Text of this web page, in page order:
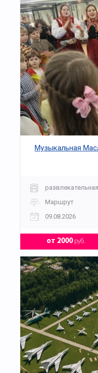
Музыкальная
развлекательная
Маршрут
09.08.2026
от 2000руб.